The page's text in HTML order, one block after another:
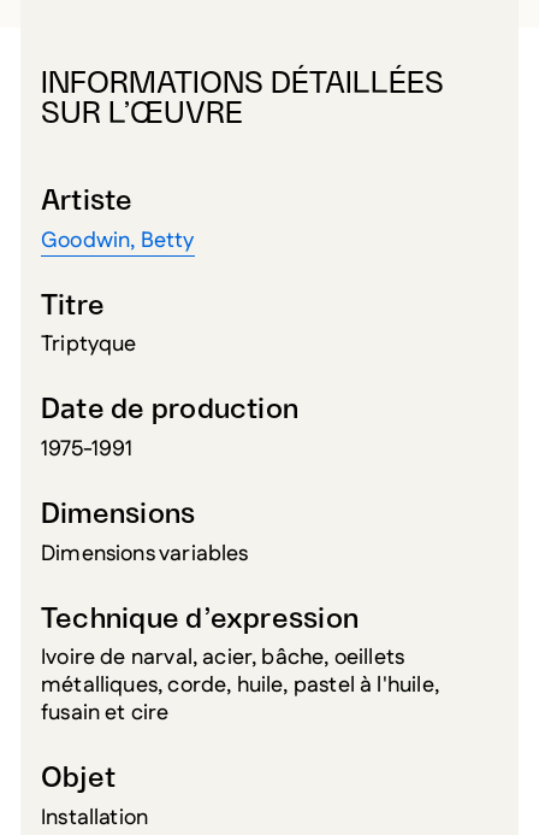
INFORMATIONS DÉTAILLÉES
SUR L’ŒUVRE
Artiste
Goodwin, Betty
Titre
Triptyque
Date de production
1975-1991
Dimensions
Dimensions variables
Technique d’expression
Ivoire de narval, acier, bâche, oeillets
métalliques, corde, huile, pastel à l'huile,
fusain et cire
Objet
Installation